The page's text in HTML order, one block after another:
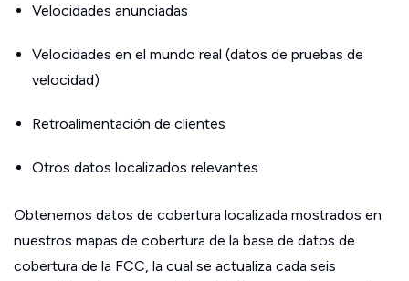
Velocidades anunciadas
Velocidades en el mundo real (datos de pruebas de
velocidad)
Retroalimentación de clientes
Otros datos localizados relevantes
Obtenemos datos de cobertura localizada mostrados en
nuestros mapas de cobertura de la base de datos de
cobertura de la FCC, la cual se actualiza cada seis